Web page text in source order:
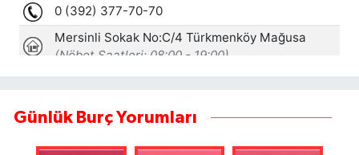
Günlük Burç Yorumları